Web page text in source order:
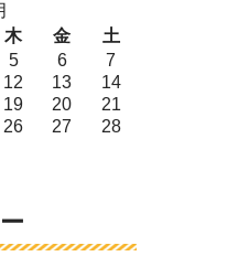
木 金
土
5 6
7
12 13
14
19 20
21
26 27
28